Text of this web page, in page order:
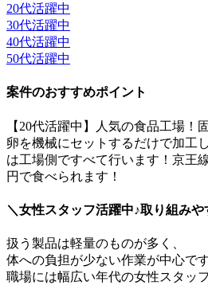
20代活躍中
30代活躍中
40代活躍中
50代活躍中
案件のおすすめポイント
【20代活躍中】人気の食品工場
卵を機械にセットするだけで加工
は工場側ですべて行います！京王
円で食べられます！
＼女性スタッフ活躍中♪取り組み
扱う製品は軽量のものが多く、
体への負担が少ない作業が中心です
職場には幅広い年代の女性スタッ